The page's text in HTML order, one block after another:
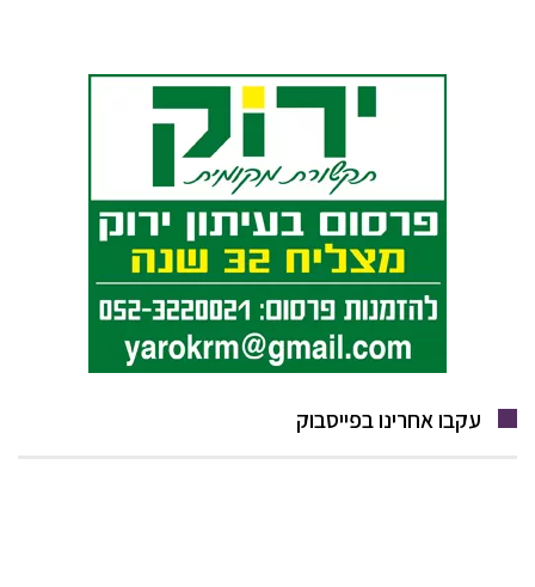
עקבו אחרינו בפייסבוק